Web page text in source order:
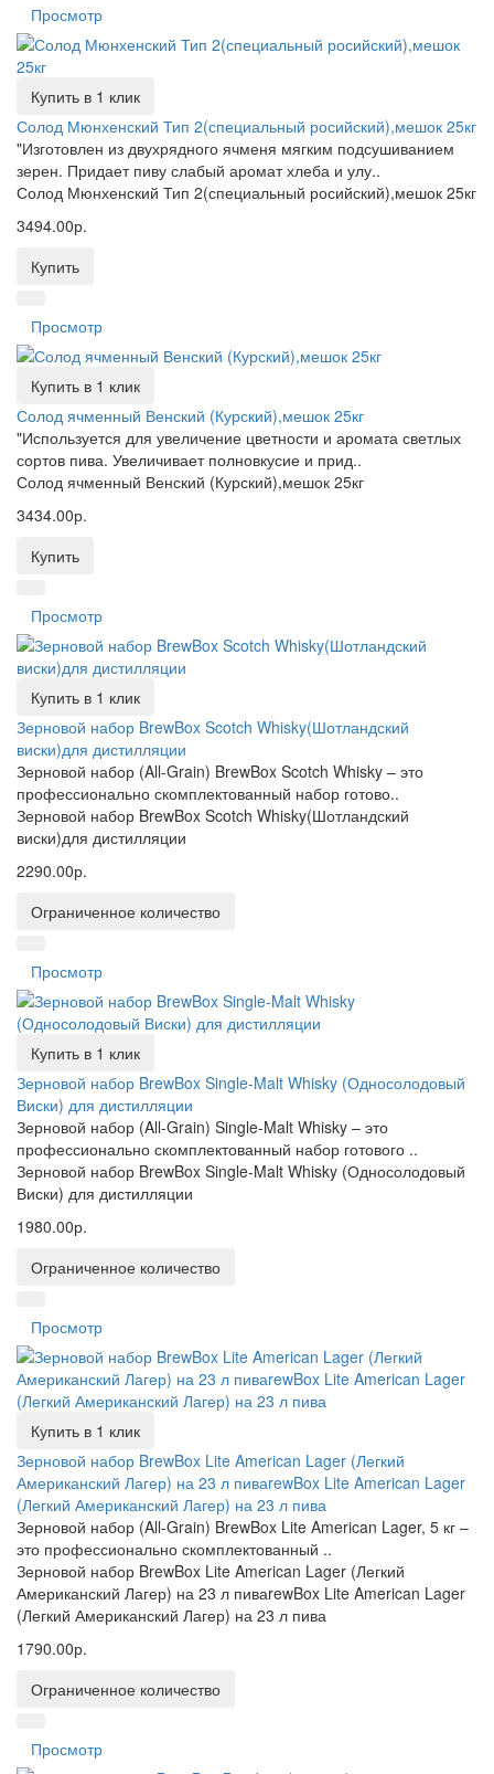
Просмотр
Купить в 1 клик
Солод Мюнхенский Тип 2(специальный росийский),мешок 25кг
"Изготовлен из двухрядного ячменя мягким подсушиванием
зерен. Придает пиву слабый аромат хлеба и улу..
Солод Мюнхенский Тип 2(специальный росийский),мешок 25кг
3494.00р.
Купить
Просмотр
Купить в 1 клик
Солод ячменный Венский (Курский),мешок 25кг
"Используется для увеличение цветности и аромата светлых
сортов пива. Увеличивает полновкусие и прид..
Солод ячменный Венский (Курский),мешок 25кг
3434.00р.
Купить
Просмотр
Купить в 1 клик
Зерновой набор BrewBox Scotch Whisky(Шотландский
виски)для дистилляции
Зерновой набор (All-Grain) BrewBox Scotch Whisky – это
профессионально скомплектованный набор готово..
Зерновой набор BrewBox Scotch Whisky(Шотландский
виски)для дистилляции
2290.00р.
Ограниченное количество
Просмотр
Купить в 1 клик
Зерновой набор BrewBox Single-Malt Whisky (Односолодовый
Виски) для дистилляции
Зерновой набор (All-Grain) Single-Malt Whisky – это
профессионально скомплектованный набор готового ..
Зерновой набор BrewBox Single-Malt Whisky (Односолодовый
Виски) для дистилляции
1980.00р.
Ограниченное количество
Просмотр
Купить в 1 клик
Зерновой набор BrewBox Lite American Lager (Легкий
Американский Лагер) на 23 л пиваrewBox Lite American Lager
(Легкий Американский Лагер) на 23 л пива
Зерновой набор (All-Grain) BrewBox Lite American Lager, 5 кг –
это профессионально скомплектованный ..
Зерновой набор BrewBox Lite American Lager (Легкий
Американский Лагер) на 23 л пиваrewBox Lite American Lager
(Легкий Американский Лагер) на 23 л пива
1790.00р.
Ограниченное количество
Просмотр